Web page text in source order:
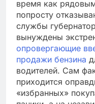
время как
попросту
службы
вынуждены
опровергающие
продажи бензина
водителей. Сам
приходится
«избранных»